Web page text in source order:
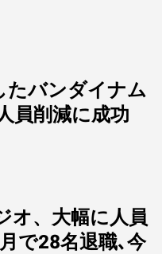
たバンダイナム
員削減に成功
オ、大幅に人員
で28名退職､今